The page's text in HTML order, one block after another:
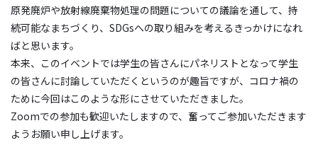
原発廃炉や放射線廃棄物処理の問題についての議論を通して、持
続可能なまちづくり、SDGsへの取り組みを考えるきっかけになれ
ばと思います。
本来、このイベントでは学生の皆さんにパネリストとなって学生
の皆さんに討論していただくというのが趣旨ですが、コロナ禍の
ために今回はこのような形にさせていただきました。
Zoomでの参加も歓迎いたしますので、奮ってご参加いただきます
ようお願い申し上げます。